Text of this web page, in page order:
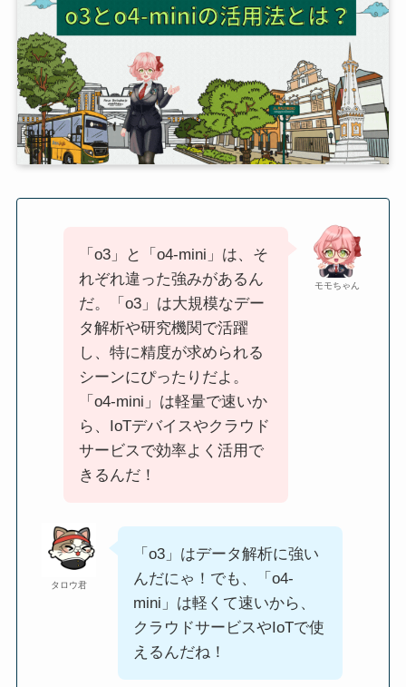
モモちゃん
「o3」と「o4-mini」は、そ
れぞれ違った強みがあるん
だ。「o3」は大規模なデー
タ解析や研究機関で活躍
し、特に精度が求められる
シーンにぴったりだよ。
「o4-mini」は軽量で速いか
ら、IoTデバイスやクラウド
サービスで効率よく活用で
きるんだ！
タロウ君
「o3」はデータ解析に強い
んだにゃ！でも、「o4-
mini」は軽くて速いから、
クラウドサービスやIoTで使
えるんだね！